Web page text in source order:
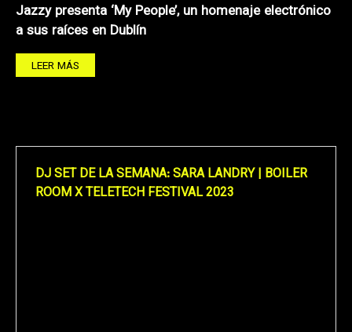
Jazzy presenta ‘My People’, un homenaje electrónico
a sus raíces en Dublín
LEER MÁS
DJ SET DE LA SEMANA: SARA LANDRY | BOILER
ROOM X TELETECH FESTIVAL 2023